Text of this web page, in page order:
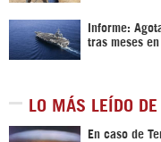
Informe:
tras meses
LO MÁS LEÍDO DE
En caso de